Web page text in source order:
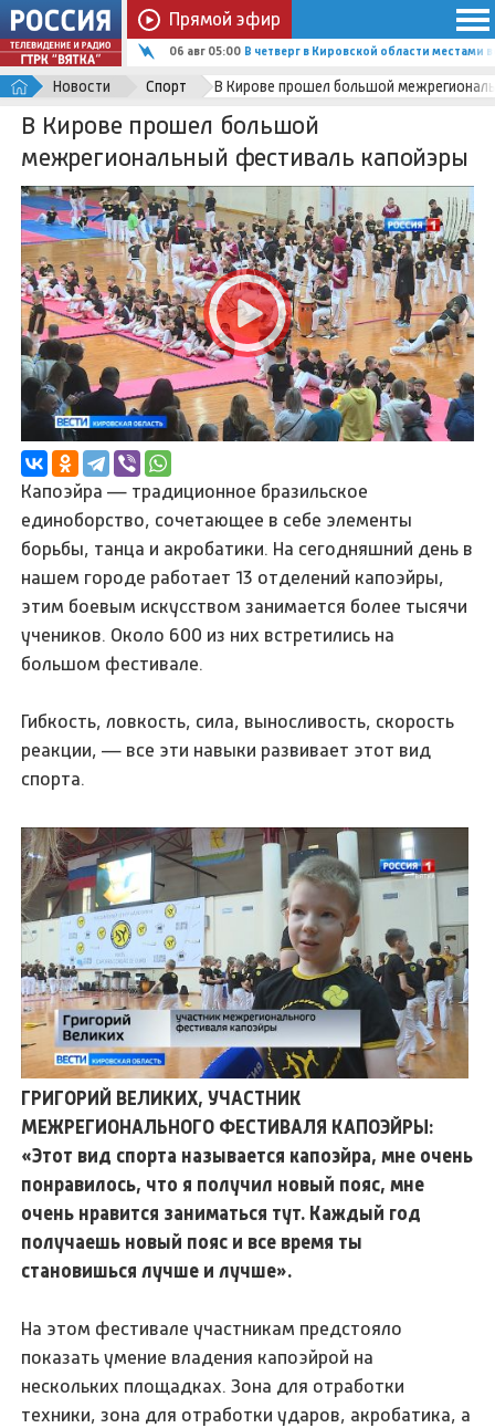
Прямой эфир
06 авг 05:00 В четверг в Кировской области
Новости Спорт В Кирове прошел большой
В Кирове прошел большой
межрегиональный фестиваль капойэры
Капоэйра — традиционное бразильское
единоборство, сочетающее в себе элементы
борьбы, танца и акробатики. На сегодняшний день в
нашем городе работает 13 отделений капоэйры,
этим боевым искусством занимается более тысячи
учеников. Около 600 из них встретились на
большом фестивале.
Гибкость, ловкость, сила, выносливость, скорость
реакции, — все эти навыки развивает этот вид
спорта.
ГРИГОРИЙ ВЕЛИКИХ, УЧАСТНИК
МЕЖРЕГИОНАЛЬНОГО ФЕСТИВАЛЯ КАПОЭЙРЫ:
«Этот вид спорта называется капоэйра, мне очень
понравилось, что я получил новый пояс, мне
очень нравится заниматься тут. Каждый год
получаешь новый пояс и все время ты
становишься лучше и лучше».
На этом фестивале участникам предстояло
показать умение владения капоэйрой на
нескольких площадках. Зона для отработки
техники, зона для отработки ударов, акробатика, а